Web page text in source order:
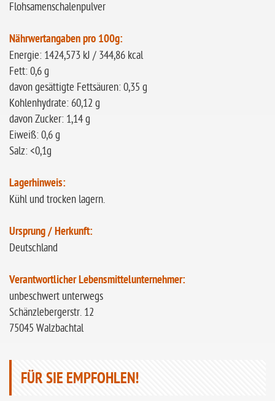
Flohsamenschalenpulver
Nährwertangaben pro 100g:
Energie: 1424,573 kJ / 344,86 kcal
Fett: 0,6 g
davon gesättigte Fettsäuren: 0,35 g
Kohlenhydrate: 60,12 g
davon Zucker: 1,14 g
Eiweiß: 0,6 g
Salz: <0,1g
Lagerhinweis:
Kühl und trocken lagern.
Ursprung / Herkunft:
Deutschland
Verantwortlicher Lebensmittelunternehmer:
unbeschwert unterwegs
Schänzlebergerstr. 12
75045 Walzbachtal
FÜR SIE EMPFOHLEN!